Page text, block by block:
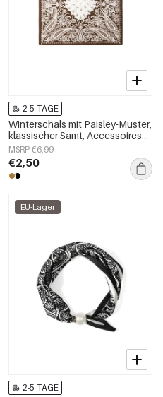
2-5 TAGE
Winterschals mit Paisley-Muster,
klassischer Samt, Accessoires
für jeden Tag
MSRP €6,99
€2,50
EU-Lager
2-5 TAGE